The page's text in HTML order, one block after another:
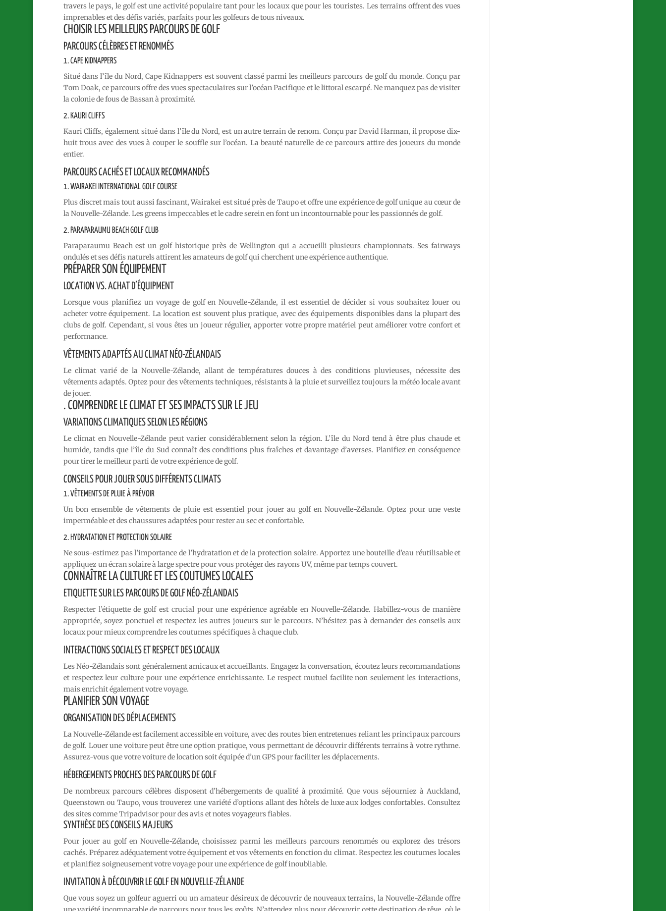
travers le pays, le golf est une activité populaire tant pour les locaux que pour les touristes. Les terrains offrent des vues
imprenables et des défis variés, parfaits pour les golfeurs de tous niveaux.
CHOISIR LES MEILLEURS PARCOURS DE GOLF
PARCOURS CÉLÈBRES ET RENOMMÉS
1. CAPE KIDNAPPERS
Situé dans l’île du Nord, Cape Kidnappers est souvent classé parmi les meilleurs parcours de golf du monde. Conçu par
Tom Doak, ce parcours offre des vues spectaculaires sur l’océan Pacifique et le littoral escarpé. Ne manquez pas de visiter
la colonie de fous de Bassan à proximité.
2. KAURI CLIFFS
Kauri Cliffs, également situé dans l’île du Nord, est un autre terrain de renom. Conçu par David Harman, il propose dix-
huit trous avec des vues à couper le souffle sur l’océan. La beauté naturelle de ce parcours attire des joueurs du monde
entier.
PARCOURS CACHÉS ET LOCAUX RECOMMANDÉS
1. WAIRAKEI INTERNATIONAL GOLF COURSE
Plus discret mais tout aussi fascinant, Wairakei est situé près de Taupo et offre une expérience de golf unique au cœur de
la Nouvelle-Zélande. Les greens impeccables et le cadre serein en font un incontournable pour les passionnés de golf.
2. PARAPARAUMU BEACH GOLF CLUB
Paraparaumu Beach est un golf historique près de Wellington qui a accueilli plusieurs championnats. Ses fairways
ondulés et ses défis naturels attirent les amateurs de golf qui cherchent une expérience authentique.
PRÉPARER SON ÉQUIPEMENT
LOCATION VS. ACHAT D’ÉQUIPMENT
Lorsque vous planifiez un voyage de golf en Nouvelle-Zélande, il est essentiel de décider si vous souhaitez louer ou
acheter votre équipement. La location est souvent plus pratique, avec des équipements disponibles dans la plupart des
clubs de golf. Cependant, si vous êtes un joueur régulier, apporter votre propre matériel peut améliorer votre confort et
performance.
VÊTEMENTS ADAPTÉS AU CLIMAT NÉO-ZÉLANDAIS
Le climat varié de la Nouvelle-Zélande, allant de températures douces à des conditions pluvieuses, nécessite des
vêtements adaptés. Optez pour des vêtements techniques, résistants à la pluie et surveillez toujours la météo locale avant
de jouer.
. COMPRENDRE LE CLIMAT ET SES IMPACTS SUR LE JEU
VARIATIONS CLIMATIQUES SELON LES RÉGIONS
Le climat en Nouvelle-Zélande peut varier considérablement selon la région. L’île du Nord tend à être plus chaude et
humide, tandis que l’île du Sud connaît des conditions plus fraîches et davantage d’averses. Planifiez en conséquence
pour tirer le meilleur parti de votre expérience de golf.
CONSEILS POUR JOUER SOUS DIFFÉRENTS CLIMATS
1. VÊTEMENTS DE PLUIE À PRÉVOIR
Un bon ensemble de vêtements de pluie est essentiel pour jouer au golf en Nouvelle-Zélande. Optez pour une veste
imperméable et des chaussures adaptées pour rester au sec et confortable.
2. HYDRATATION ET PROTECTION SOLAIRE
Ne sous-estimez pas l’importance de l’hydratation et de la protection solaire. Apportez une bouteille d’eau réutilisable et
appliquez un écran solaire à large spectre pour vous protéger des rayons UV, même par temps couvert.
CONNAÎTRE LA CULTURE ET LES COUTUMES LOCALES
ETIQUETTE SUR LES PARCOURS DE GOLF NÉO-ZÉLANDAIS
Respecter l’étiquette de golf est crucial pour une expérience agréable en Nouvelle-Zélande. Habillez-vous de manière
appropriée, soyez ponctuel et respectez les autres joueurs sur le parcours. N’hésitez pas à demander des conseils aux
locaux pour mieux comprendre les coutumes spécifiques à chaque club.
INTERACTIONS SOCIALES ET RESPECT DES LOCAUX
Les Néo-Zélandais sont généralement amicaux et accueillants. Engagez la conversation, écoutez leurs recommandations
et respectez leur culture pour une expérience enrichissante. Le respect mutuel facilite non seulement les interactions,
mais enrichit également votre voyage.
PLANIFIER SON VOYAGE
ORGANISATION DES DÉPLACEMENTS
La Nouvelle-Zélande est facilement accessible en voiture, avec des routes bien entretenues reliant les principaux parcours
de golf. Louer une voiture peut être une option pratique, vous permettant de découvrir différents terrains à votre rythme.
Assurez-vous que votre voiture de location soit équipée d’un GPS pour faciliter les déplacements.
HÉBERGEMENTS PROCHES DES PARCOURS DE GOLF
De nombreux parcours célèbres disposent d’hébergements de qualité à proximité. Que vous séjourniez à Auckland,
Queenstown ou Taupo, vous trouverez une variété d’options allant des hôtels de luxe aux lodges confortables. Consultez
des sites comme Tripadvisor pour des avis et notes voyageurs fiables.
SYNTHÈSE DES CONSEILS MAJEURS
Pour jouer au golf en Nouvelle-Zélande, choisissez parmi les meilleurs parcours renommés ou explorez des trésors
cachés. Préparez adéquatement votre équipement et vos vêtements en fonction du climat. Respectez les coutumes locales
et planifiez soigneusement votre voyage pour une expérience de golf inoubliable.
INVITATION À DÉCOUVRIR LE GOLF EN NOUVELLE-ZÉLANDE
Que vous soyez un golfeur aguerri ou un amateur désireux de découvrir de nouveaux terrains, la Nouvelle-Zélande offre